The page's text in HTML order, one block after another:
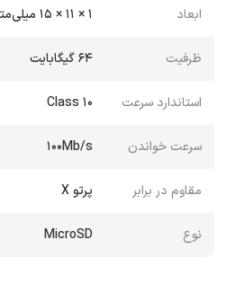
ابعاد 1 × 11 × 15 میلی‌متر
ظرفیت 64 گیگابایت
استاندارد سرعت Class 10
سرعت خواندن 100Mb/s
مقاوم در برابر پرتو X
نوع MicroSD